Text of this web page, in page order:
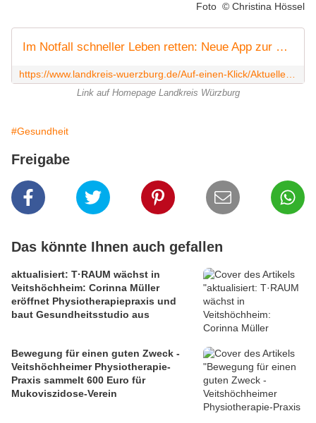
Foto © Christina Hössel
Im Notfall schneller Leben retten: Neue App zur Ersthelferalarmierung stärkt die Rettungskette
Link auf Homepage Landkreis Würzburg
#Gesundheit
Freigabe
Das könnte Ihnen auch gefallen
aktualisiert: T·RAUM wächst in
Veitshöchheim: Corinna Müller
eröffnet Physiotherapiepraxis und
baut Gesundheitsstudio aus
Bewegung für einen guten Zweck -
Veitshöchheimer Physiotherapie-
Praxis sammelt 600 Euro für
Mukoviszidose-Verein